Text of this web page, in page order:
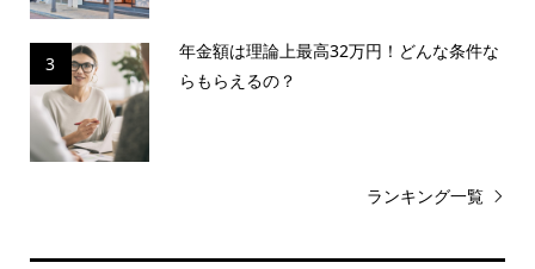
3
年金額は理論上最高32万円！どんな条件な
らもらえるの？
ランキング一覧